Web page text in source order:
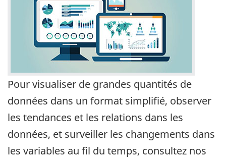
Pour visualiser de grandes quantités de
données dans un format simplifié, observer
les tendances et les relations dans les
données, et surveiller les changements dans
les variables au fil du temps, consultez nos